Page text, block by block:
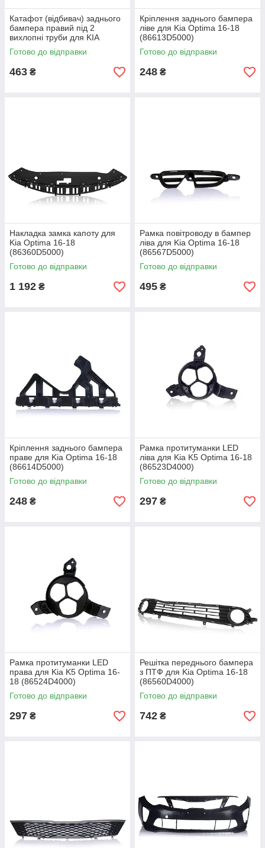
Катафот (відбивач) заднього
бампера правий під 2
вихлопні труби для KIA
Optima 16-18 (92406D4200)
Готово до відправки
463 ₴
Кріплення заднього бампера
ліве для Kia Optima 16-18
(86613D5000)
Готово до відправки
248 ₴
Накладка замка капоту для
Kia Optima 16-18
(86360D5000)
Готово до відправки
1 192 ₴
Рамка повітроводу в бампер
ліва для Kia Optima 16-18
(86567D5000)
Готово до відправки
495 ₴
Кріплення заднього бампера
праве для Kia Optima 16-18
(86614D5000)
Готово до відправки
248 ₴
Рамка протитуманки LED
ліва для Kia K5 Optima 16-18
(86523D4000)
Готово до відправки
297 ₴
Рамка протитуманки LED
права для Kia K5 Optima 16-
18 (86524D4000)
Готово до відправки
297 ₴
Решітка переднього бампера
з ПТФ для Kia Optima 16-18
(86560D4000)
Готово до відправки
742 ₴